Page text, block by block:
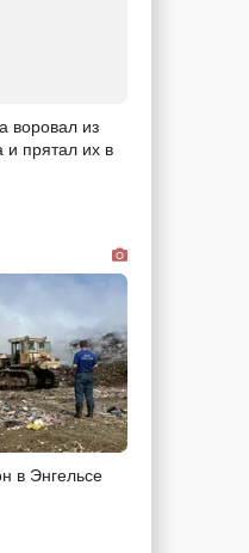
воровал из
и прятал их в
в Энгельсе